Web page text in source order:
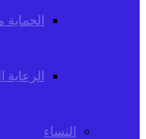
الرعاية
النساء